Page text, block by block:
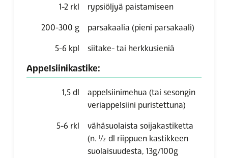
1-2 rkl rypsiöljyä paistamiseen
200-300 g parsakaalia (pieni parsakaali)
5-6 kpl siitake- tai herkkusieniä
Appelsiinikastike:
1,5 dl
appelsiinimehua (tai sesongin
veriappelsiini puristettuna)
5-6 rkl
vähäsuolaista soijakastiketta
(n. ½ dl riippuen kastikkeen
suolaisuudesta, 13g/100g